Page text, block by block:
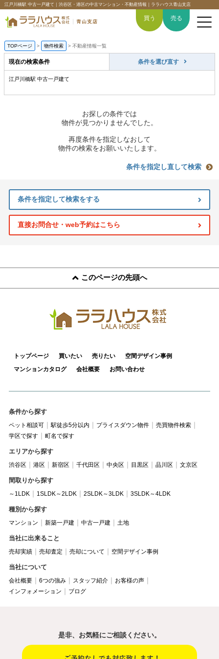
江戸川橋駅 中古一戸建て｜渋谷区・港区の中古マンション・不動産情報｜ララハウス青山支店
スタッフ紹介
来店予約
買う 売る
TOPページ > 物件検索 > 不動産情報一覧
現在の検索条件 条件を選び直す
江戸川橋駅 中古一戸建て
お探しの条件では
物件が見つかりませんでした。
再度条件を指定しなおして
物件の検索をお願いいたします。
条件を指定し直して検索
条件を指定して検索をする
直接お問合せ・web予約はこちら
このページの先頭へ
トップページ 買いたい 売りたい
空間デザイン事例
マンションカタログ
会社概要 お問い合わせ
条件から探す
ペット相談可 駅徒歩5分以内 プライスダウン物件
売買物件検索
学区で探す
町名で探す
エリアから探す
渋谷区 港区 新宿区 千代田区 中央区 目黒区 品川区 文京区
間取りから探す
～1LDK 1SLDK～2LDK 2SLDK～3LDK 3SLDK～4LDK
種別から探す
マンション 新築一戸建 中古一戸建 土地
当社に出来ること
売却実績 売却査定 売却について 空間デザイン事例
当社について
会社概要 6つの強み スタッフ紹介
お客様の声
インフォメーション
ブログ
是非、お気軽にご相談ください。